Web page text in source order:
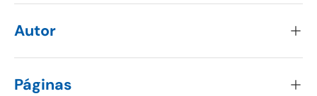
Autor
Páginas